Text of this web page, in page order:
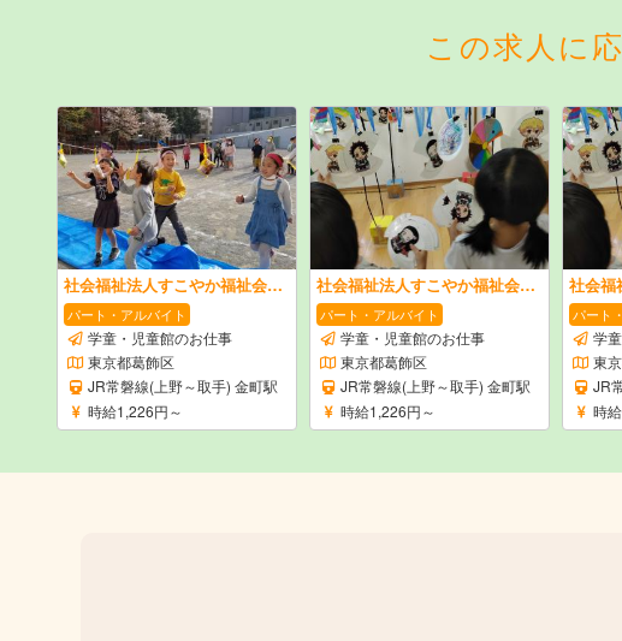
この求人に
社会福祉法人すこやか福祉会 金町学童保育クラブ
パート・アルバイト
学童・児童館のお仕事
東京都葛飾区
JR常磐線(上野～取手) 金町駅
時給1,226円～
社会福祉法人すこやか福祉会 金町学童保育クラブ
パート・アルバイト
学童・児童館のお仕事
東京都葛飾区
JR常磐線(上野～取手) 金町駅
時給1,226円～
パート
学
東
JR
時